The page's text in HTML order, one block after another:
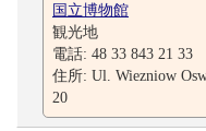
国立博物館
観光地
電話: 48 33 843 21 33
住所: Ul. Wiezniow
20